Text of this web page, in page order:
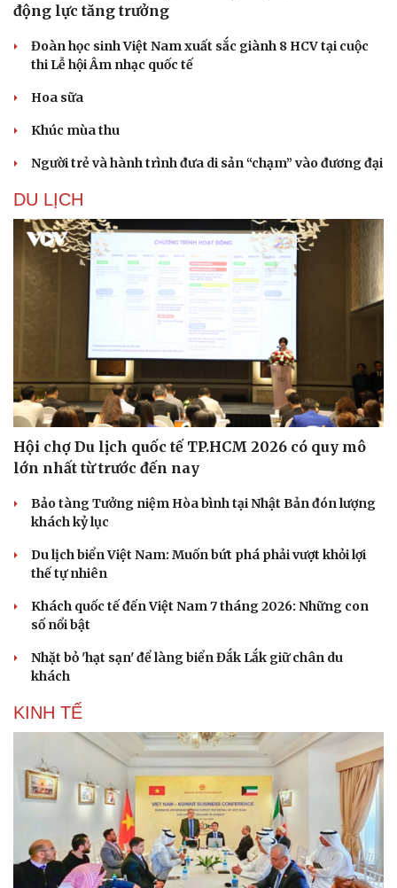
động lực tăng trưởng
Đoàn học sinh Việt Nam xuất sắc giành 8 HCV tại cuộc
thi Lễ hội Âm nhạc quốc tế
Hoa sữa
Khúc mùa thu
Người trẻ và hành trình đưa di sản “chạm” vào đương đại
DU LỊCH
Hội chợ Du lịch quốc tế TP.HCM 2026 có quy mô
lớn nhất từ trước đến nay
Bảo tàng Tưởng niệm Hòa bình tại Nhật Bản đón lượng
khách kỷ lục
Du lịch biển Việt Nam: Muốn bứt phá phải vượt khỏi lợi
thế tự nhiên
Khách quốc tế đến Việt Nam 7 tháng 2026: Những con
số nổi bật
Nhặt bỏ 'hạt sạn' để làng biển Đắk Lắk giữ chân du
khách
KINH TẾ